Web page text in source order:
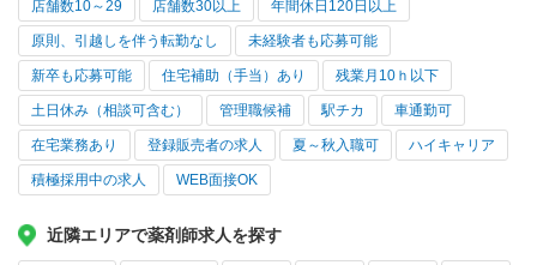
店舗数10～29 店舗数30以上 年間休日120日以上
原則、引越しを伴う転勤なし 未経験者も応募可能
新卒も応募可能 住宅補助（手当）あり 残業月10ｈ以下
土日休み（相談可含む） 管理職候補 駅チカ 車通勤可
在宅業務あり 登録販売者の求人 夏～秋入職可 ハイキャリア
積極採用中の求人 WEB面接OK
近隣エリアで薬剤師求人を探す